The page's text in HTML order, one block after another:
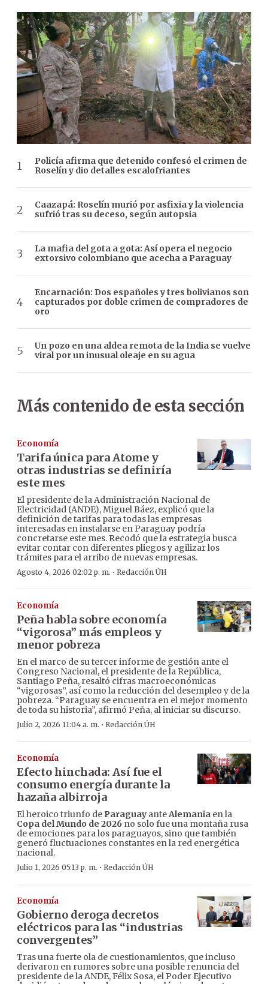
Policía afirma que detenido confesó el crimen de
Roselín y dio detalles escalofriantes
Caazapá: Roselín murió por asfixia y la violencia
sufrió tras su deceso, según autopsia
La mafia del gota a gota: Así opera el negocio
extorsivo colombiano que acecha a Paraguay
Encarnación: Dos españoles y tres bolivianos son
capturados por doble crimen de compradores de
oro
Un pozo en una aldea remota de la India se vuelve
viral por un inusual oleaje en su agua
Más contenido de esta sección
Economía
Tarifa única para Atome y
otras industrias se definiría
este mes
El presidente de la Administración Nacional de
Electricidad (ANDE), Miguel Báez, explicó que la
definición de tarifas para todas las empresas
interesadas en instalarse en Paraguay podría
concretarse este mes. Recodó que la estrategia busca
evitar contar con diferentes pliegos y agilizar los
trámites para el arribo de nuevas empresas.
Agosto 4, 2026 02:02 p. m. · Redacción ÚH
Economía
Peña habla sobre economía
“vigorosa” más empleos y
menor pobreza
En el marco de su tercer informe de gestión ante el
Congreso Nacional, el presidente de la República,
Santiago Peña, resaltó cifras macroeconómicas
“vigorosas”, así como la reducción del desempleo y de la
pobreza. “Paraguay se encuentra en el mejor momento
de toda su historia”, afirmó Peña, al iniciar su discurso.
Julio 2, 2026 11:04 a. m. · Redacción ÚH
Economía
Efecto hinchada: Así fue el
consumo energía durante la
hazaña albirroja
El heroico triunfo de Paraguay anteAlemania en la
Copa del Mundo de 2026 no solo fue una montaña rusa
de emociones para los paraguayos, sino que también
generó fluctuaciones constantes en la red energética
nacional.
Julio 1, 2026 05:13 p. m. · Redacción ÚH
Economía
Gobierno deroga decretos
eléctricos para las “industrias
convergentes”
Tras una fuerte ola de cuestionamientos, que incluso
derivaron en rumores sobre una posible renuncia del
presidente de la ANDE, Félix Sosa, el Poder Ejecutivo